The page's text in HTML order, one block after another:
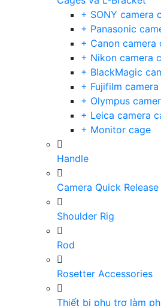
+ SONY camera
+ Panasonic
+ Canon camera
+ Nikon camera
+ BlackMagic
+ Fujifilm
+ Olympus
+ Leica camera
+ Monitor cage
Handle
Camera Quick
Shoulder Rig
Rod
Rosetter Accessories
Thiết bị phụ trợ làm